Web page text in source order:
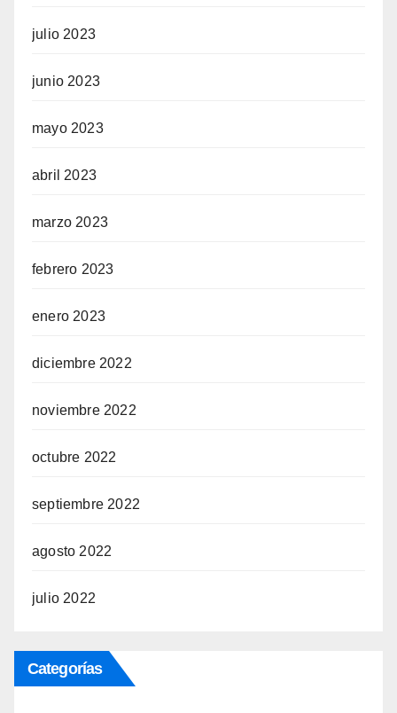
julio 2023
junio 2023
mayo 2023
abril 2023
marzo 2023
febrero 2023
enero 2023
diciembre 2022
noviembre 2022
octubre 2022
septiembre 2022
agosto 2022
julio 2022
Categorías